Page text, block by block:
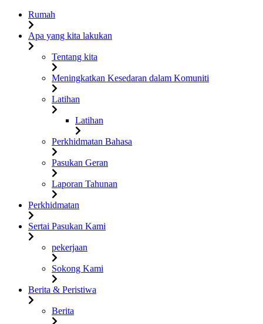
Rumah
Apa yang kita lakukan
Tentang kita
Meningkatkan Kesedaran dalam Komuniti
Latihan
Latihan
Perkhidmatan Bahasa
Pasukan Geran
Laporan Tahunan
Perkhidmatan
Sertai Pasukan Kami
pekerjaan
Sokong Kami
Berita & Peristiwa
Berita